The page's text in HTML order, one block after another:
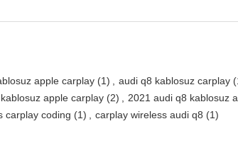
apple carplay (1) , audi q8 kablosuz carplay
apple carplay (2) , 2021 audi q8 kablosuz
carplay coding (1) , carplay wireless audi q8 (1)